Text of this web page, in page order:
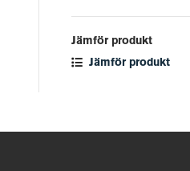
Jämför produkt
Jämför produkt